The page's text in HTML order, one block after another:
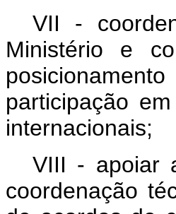
VII -
Ministério e
participação
internacionais;
VIII - apoiar
coordenação